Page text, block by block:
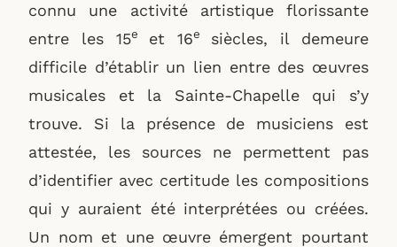
connu une activité artistique florissante
entre les 15e et 16e siècles, il demeure
difficile d’établir un lien entre des œuvres
musicales et la Sainte-Chapelle qui s’y
trouve. Si la présence de musiciens est
attestée, les sources ne permettent pas
d’identifier avec certitude les compositions
qui y auraient été interprétées ou créées.
Un nom et une œuvre émergent pourtant